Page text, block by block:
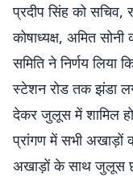
प्रदीप सिंह को सचिव,
कोषाध्यक्ष, अमित
समिति ने निर्णय
स्टेशन रोड तक झंडा
देकर जुलूस में शामिल
प्रांगण में सभी अखाड़ों
अखाड़ों के साथ जुलूस